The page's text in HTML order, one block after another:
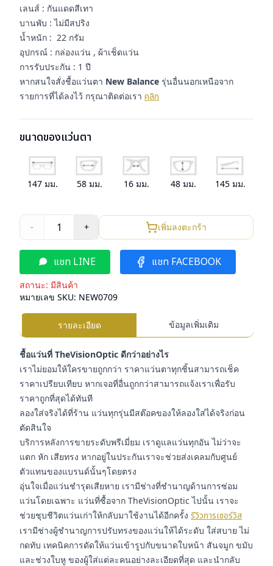
เลนส์ : กันแดดสีเทา
บานพับ : ไม่มีสปริง
น้ำหนัก : 22 กรัม
อุปกรณ์ : กล่องแว่น , ผ้าเช็ดแว่น
การรับประกัน : 1 ปี
หากสนใจสั่งชื้อแว่นตา New Balance รุ่นอื่นนอกเหนือจาก
รายการที่ได้ลงไว้ กรุณาติดต่อเรา คลิก
ขนาดของแว่นตา
147 มม. 58 มม. 16มม. 48มม. 145มม.
- 1 + เพิ่มลงตะกร้า
แชท LINE แชท FACEBOOK
สถานะ: มีสินค้า
หมายเลข SKU: NEW0709
รายละเอียด ข้อมูลเพิ่มเติม
ชื้อแว่นที่ TheVisionOptic ดีกว่าอย่างไร
เราไม่ยอมให้ใครขายถูกกว่า ราคาแว่นตาทุกชิ้นสามารถเช็ค
ราคาเปรียบเทียบ หากเจอที่อื่นถูกกว่าสามารถแจ้งเราเพื่อรับ
ราคาถูกที่สุดได้ทันที
ลองใส่จริงได้ที่ร้าน แว่นทุกรุ่นมีสต๊อคของให้ลองใส่ได้จริงก่อน
ตัดสินใจ
บริการหลังการขายระดับพรีเมี่ยม เราดูแลแว่นทุกอัน ไม่ว่าจะ
แตก หัก เสียทรง หากอยู่ในประกันเราจะช่วยส่งเคลมกับศูนย์
ตัวแทนของแบรนด์นั้นๆโดยตรง
อุ่นใจเมื่อแว่นชำรุดเสียหาย เรามีช่างที่ชำนาญด้านการซ่อม
แว่นโดยเฉพาะ แว่นที่ซื้อจาก TheVisionOptic ไปนั้น เราจะ
ช่วยชุบชีวิตแว่นเก่าให้กลับมาใช้งานได้อีกครั้ง รีวิวการเซอร์วิส
เรามีช่างผู้ชำนาญการปรับทรงของแว่นให้ได้ระดับ ใส่สบาย ไม่
กดทับ เทคนิคการดัดให้แว่นเข้ารูปกับขนาดใบหน้า สันจมูก ขมับ
และช่วงใบหู ของผู้ใส่แต่ละคนอย่างละเอียดที่สุด และนำกลับ